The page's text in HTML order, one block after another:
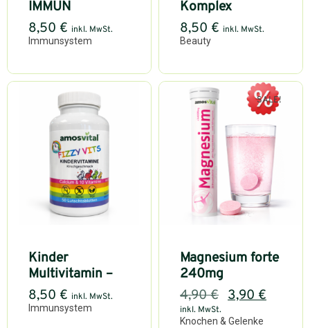
Immunsystem
IMMUN
8,50 € inkl. MwSt.
Beauty
Komplex
8,50 € inkl. MwSt.
Immunsystem
Kinder
Multivitamin –
8,50 € inkl. MwSt.
SALE!
Knochen & Gelenke
Magnesium forte
240mg
4,90€ 3,90 €
inkl. MwSt.